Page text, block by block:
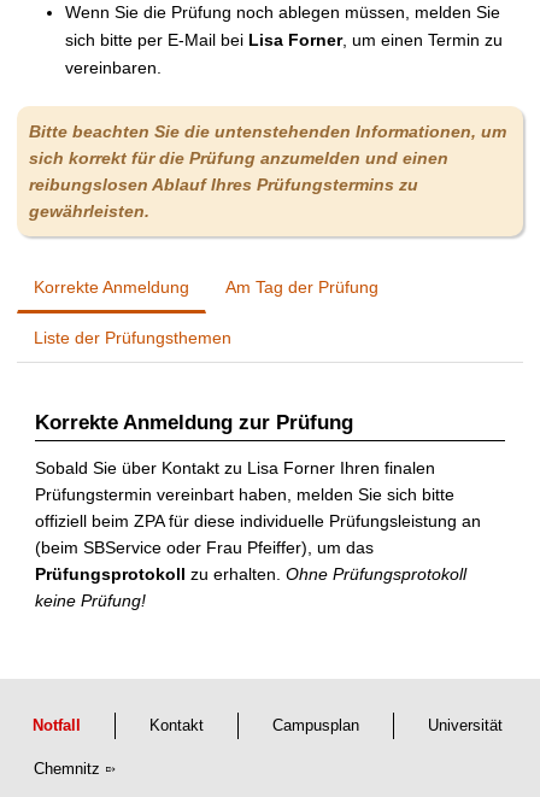
Wenn Sie die Prüfung noch ablegen müssen, melden Sie
sich bitte per E-Mail bei Lisa Forner, um einen Termin zu
vereinbaren.
Bitte beachten Sie die untenstehenden Informationen, um
sich korrekt für die Prüfung anzumelden und einen
reibungslosen Ablauf Ihres Prüfungstermins zu
gewährleisten.
Korrekte Anmeldung Am Tag der Prüfung
Liste der Prüfungsthemen
Korrekte Anmeldung zur Prüfung
Sobald Sie über Kontakt zu Lisa Forner Ihren finalen
Prüfungstermin vereinbart haben, melden Sie sich bitte
offiziell beim ZPA für diese individuelle Prüfungsleistung an
(beim SBService oder Frau Pfeiffer), um das
Prüfungsprotokoll zu erhalten. Ohne Prüfungsprotokoll
keine Prüfung!
Notfall Kontakt Campusplan Universität
Chemnitz